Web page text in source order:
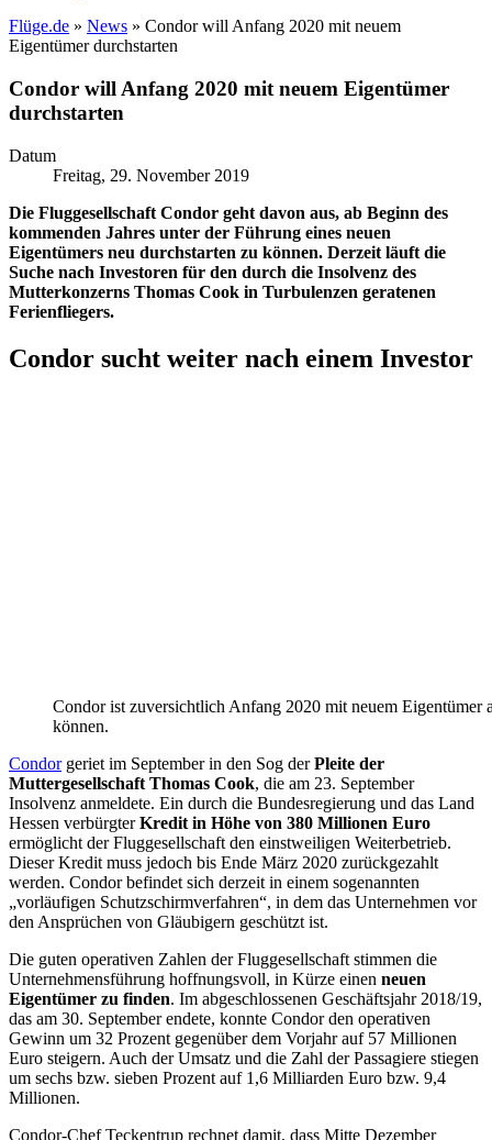
Flüge.de » News » Condor will Anfang 2020 mit neuem
Eigentümer durchstarten
Condor will Anfang 2020 mit neuem Eigentümer
durchstarten
Datum
Freitag, 29. November 2019
Die Fluggesellschaft Condor geht davon aus, ab Beginn des
kommenden Jahres unter der Führung eines neuen
Eigentümers neu durchstarten zu können. Derzeit läuft die
Suche nach Investoren für den durch die Insolvenz des
Mutterkonzerns Thomas Cook in Turbulenzen geratenen
Ferienfliegers.
Condor sucht weiter nach einem Investor
Condor ist zuversichtlich Anfang 2020 mit neuem Eigentümer
können.
Condorgeriet im September in den Sog derPleite der
Muttergesellschaft Thomas Cook, die am 23. September
Insolvenz anmeldete. Ein durch die Bundesregierung und das Land
Hessen verbürgterKredit in Höhe von 380 Millionen Euro
ermöglicht der Fluggesellschaft den einstweiligen Weiterbetrieb.
Dieser Kredit muss jedoch bis Ende März 2020 zurückgezahlt
werden. Condor befindet sich derzeit in einem sogenannten
„vorläufigen Schutzschirmverfahren“, in dem das Unternehmen vor
den Ansprüchen von Gläubigern geschützt ist.
Die guten operativen Zahlen der Fluggesellschaft stimmen die
Unternehmensführung hoffnungsvoll, in Kürze einen neuen
Eigentümer zu finden. Im abgeschlossenen Geschäftsjahr 2018/19,
das am 30. September endete, konnte Condor den operativen
Gewinn um 32 Prozent gegenüber dem Vorjahr auf 57 Millionen
Euro steigern. Auch der Umsatz und die Zahl der Passagiere stiegen
um sechs bzw. sieben Prozent auf 1,6 Milliarden Euro bzw. 9,4
Millionen.
Condor-Chef Teckentrup rechnet damit, dass Mitte Dezember